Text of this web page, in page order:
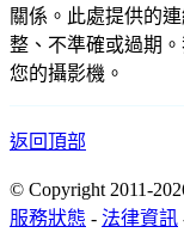
關係。此處提供的
整、不準確或過期
您的攝影機。
返回頂部
© Copyright 2011-
服務狀態 - 法律資訊